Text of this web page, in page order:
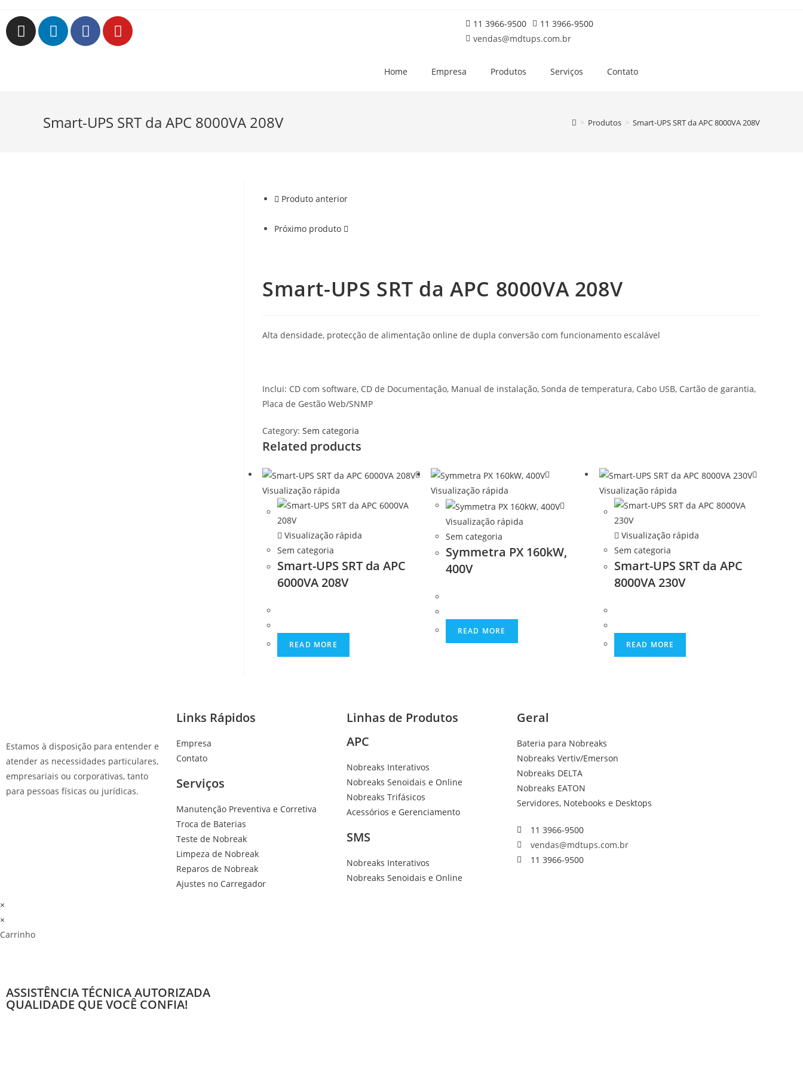
11 3966-9500
11 3966-9500
vendas@mdtups.com.br
Home Empresa Produtos Serviços Contato
Smart-UPS SRT da APC 8000VA 208V > Produtos > Smart-UPS SRT da APC 8000VA 208V
Produto anterior
Próximo produto
Smart-UPS SRT da APC 8000VA 208V
Alta densidade, protecção de alimentação online de dupla conversão com funcionamento escalável
Inclui: CD com software, CD de Documentação, Manual de instalação, Sonda de temperatura, Cabo USB, Cartão de garantia,
Placa de Gestão Web/SNMP
Category: Sem categoria
Related products
Visualização rápida
Visualização rápida
Sem categoria
Smart-UPS SRT da APC
6000VA 208V
READ MORE
Visualização rápida
Visualização rápida
Sem categoria
Symmetra PX 160kW,
400V
READ MORE
Visualização rápida
Visualização rápida
Sem categoria
Smart-UPS SRT da APC
8000VA 230V
READ MORE
Estamos à disposição para entender e
atender as necessidades particulares,
empresariais ou corporativas, tanto
para pessoas físicas ou jurídicas.
Links Rápidos
Empresa
Contato
Serviços
Manutenção Preventiva e Corretiva
Troca de Baterias
Teste de Nobreak
Limpeza de Nobreak
Reparos de Nobreak
Ajustes no Carregador
Linhas de Produtos
APC
Nobreaks Interativos
Nobreaks Senoidais e Online
Nobreaks Trifásicos
Acessórios e Gerenciamento
SMS
Nobreaks Interativos
Nobreaks Senoidais e Online
Geral
Bateria para Nobreaks
Nobreaks Vertiv/Emerson
Nobreaks DELTA
Nobreaks EATON
Servidores, Notebooks e Desktops
11 3966-9500
vendas@mdtups.com.br
11 3966-9500
×
×
Carrinho
ASSISTÊNCIA TÉCNICA AUTORIZADA
QUALIDADE QUE VOCÊ CONFIA!